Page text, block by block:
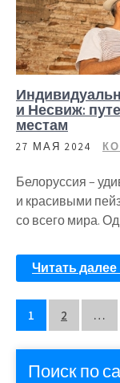
и Несвиж:
местам
27 МАЯ 2024
Белоруссия –
и красивыми
со всего мира.
Читать
1 2 …
Поиск по